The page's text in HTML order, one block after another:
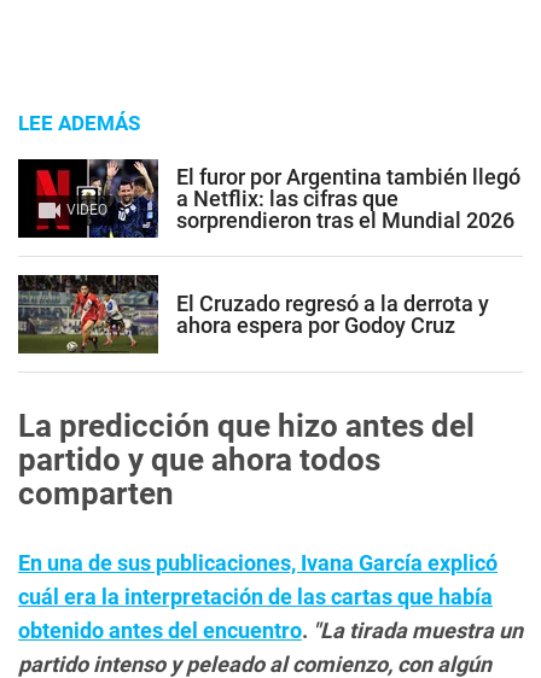
LEE ADEMÁS
VIDEO
El furor por Argentina también llegó
a Netflix: las cifras que
sorprendieron tras el Mundial 2026
El Cruzado regresó a la derrota y
ahora espera por Godoy Cruz
La predicción que hizo antes del
partido y que ahora todos
comparten
En una de sus publicaciones, Ivana García explicó
cuál era la interpretación de las cartas que había
obtenido antes del encuentro. "La tirada muestra un
partido intenso y peleado al comienzo, con algún